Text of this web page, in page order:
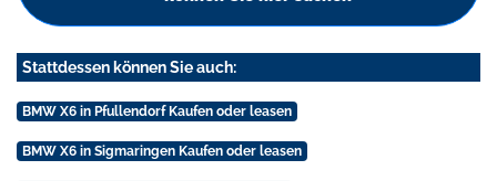
Stattdessen können Sie auch:
BMW X6 in Pfullendorf Kaufen oder leasen
BMW X6 in Sigmaringen Kaufen oder leasen